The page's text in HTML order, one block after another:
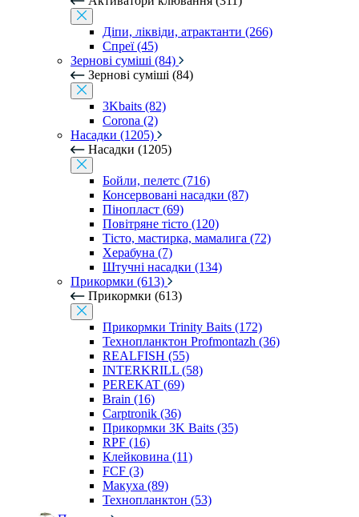
Діпи, ліквіди, атрактанти (266)
Спреї (45)
Зернові суміші (84)
Зернові суміші (84)
3Kbaits (82)
Corona (2)
Насадки (1205)
Насадки (1205)
Бойли, пелетс (716)
Консервовані насадки (87)
Пінопласт (69)
Повітряне тісто (120)
Тісто, мастирка, мамалига (72)
Херабуна (7)
Штучні насадки (134)
Прикормки (613)
Прикормки (613)
Прикормки Trinity Baits (172)
Технопланктон Profmontazh (36)
REALFISH (55)
INTERKRILL (58)
PEREKAT (69)
Brain (16)
Carptronik (36)
Прикормки 3K Baits (35)
RPF (16)
Клейковина (11)
FCF (3)
Макуха (89)
Технопланктон (53)